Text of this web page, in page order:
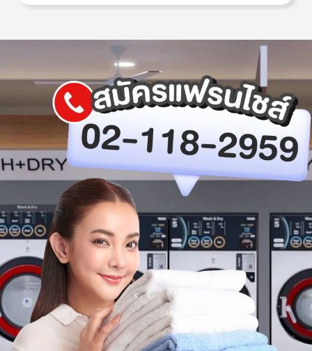
Image